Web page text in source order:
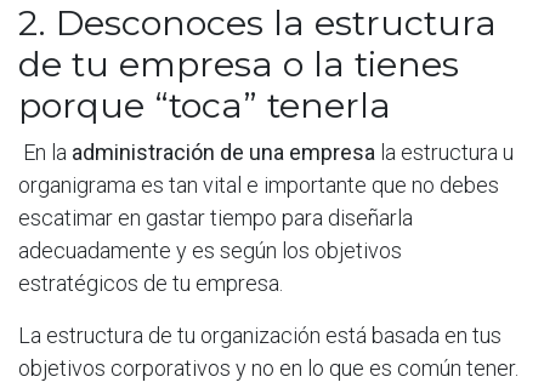
2. Desconoces la estructura
de tu empresa o la tienes
porque “toca” tenerla
En la administración de una empresa la estructura u
organigrama es tan vital e importante que no debes
escatimar en gastar tiempo para diseñarla
adecuadamente y es según los objetivos
estratégicos de tu empresa.
La estructura de tu organización está basada en tus
objetivos corporativos y no en lo que es común tener.